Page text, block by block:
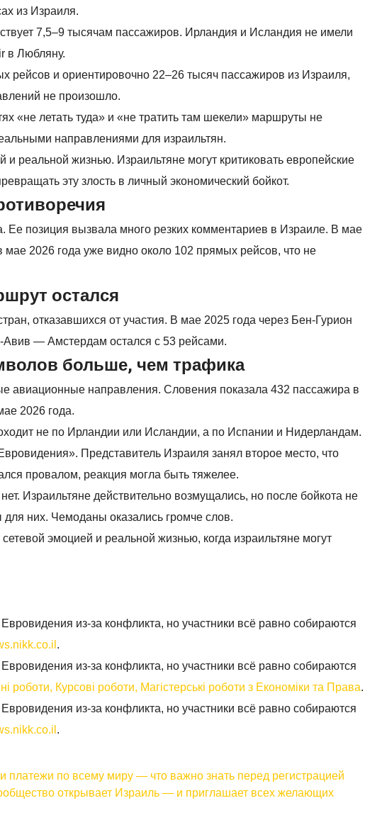
из Израиля.
7,5–9 тысячам пассажиров. Ирландия и Исландия не имели
в Любляну.
и ориентировочно 22–26 тысяч пассажиров из Израиля,
не произошло.
«не летать туда» и «не тратить там шекели» маршруты не
направлениями для израильтян.
реальной жизнью. Израильтяне могут критиковать европейские
эту злость в личный экономический бойкот.
Ее позиция вызвала много резких комментариев в Израиле. В мае
2026 года уже видно около 102 прямых рейсов, что не
остался
отказавшихся от участия. В мае 2025 года через Бен-Гурион
— Амстердам остался с 53 рейсами.
больше, чем трафика
авиационные направления. Словения показала 432 пассажира в
2026 года.
не по Ирландии или Исландии, а по Испании и Нидерландам.
Представитель Израиля занял второе место, что
провалом, реакция могла быть тяжелее.
Израильтяне действительно возмущались, но после бойкота не
них. Чемоданы оказались громче слов.
эмоцией и реальной жизнью, когда израильтяне могут
из-за конфликта, но участники всё равно собираются
.
из-за конфликта, но участники всё равно собираются
Курсові роботи, Магістерські роботи з Економіки та Права.
из-за конфликта, но участники всё равно собираются
.
платежи по всему миру — что важно знать перед регистрацией
открывает Израиль — и приглашает всех желающих